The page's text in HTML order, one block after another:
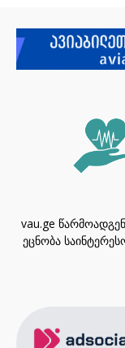
vau.ge
ეცნობა